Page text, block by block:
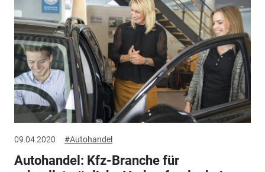
09.04.2020 #Autohandel
Autohandel: Kfz-Branche für